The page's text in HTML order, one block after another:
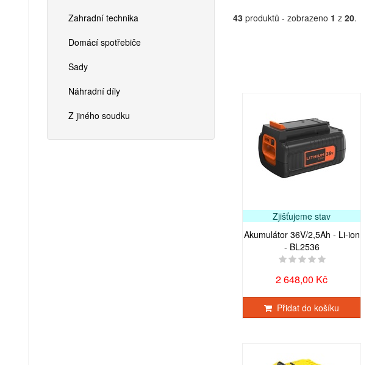
Zahradní technika
Domácí spotřebiče
Sady
Náhradní díly
Z jiného soudku
43 produktů - zobrazeno 1 z 20.
Zjišťujeme stav
Akumulátor 36V/2,5Ah - Li-ion
- BL2536
2 648,00 Kč
Přidat do košíku